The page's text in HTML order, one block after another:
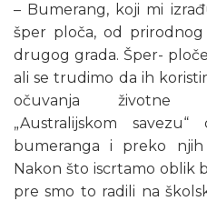
– Bumerang, koji mi
šper ploča, od
drugog grada. Šper-
ali se trudimo da ih
očuvanja životne
„Australijskom
bumeranga i preko njih
Nakon što iscrtamo oblik
pre smo to radili na